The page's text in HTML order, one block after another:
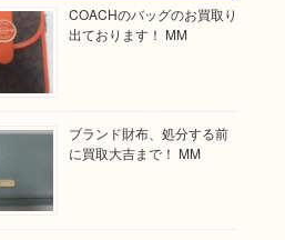
COACHのバッグのお買取り
出ております！ MM
ブランド財布、処分する前
に買取大吉まで！ MM